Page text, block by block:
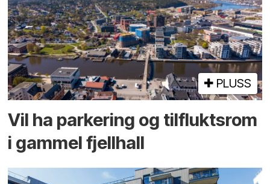
PLUSS
Vil ha parkering og tilflukts­rom
i gammel fjellhall